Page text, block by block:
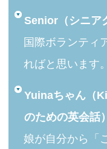
Senior（シニア
国際ボランティ
ればと思います。
Yuinaちゃん（
のための英会話）
娘が自分から「